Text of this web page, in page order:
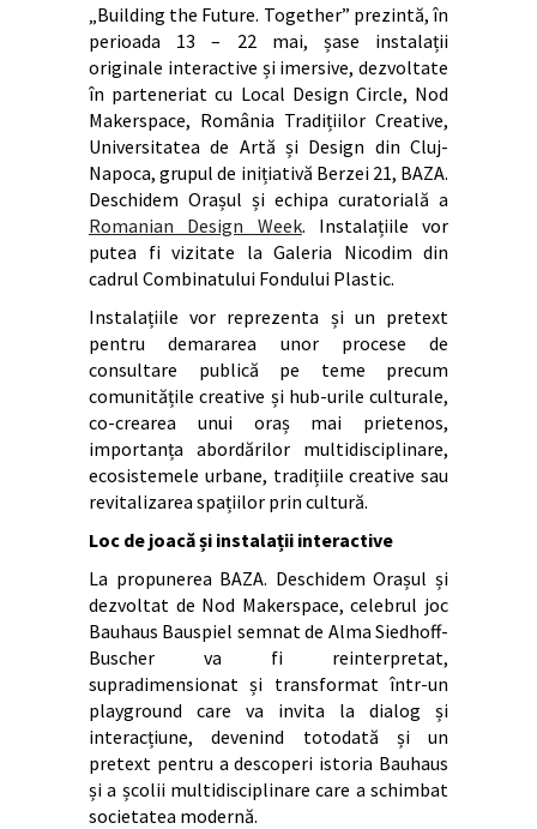
„Building the Future. Together” prezintă, în
perioada 13 – 22 mai, șase instalații
originale interactive și imersive, dezvoltate
în parteneriat cu Local Design Circle, Nod
Makerspace, România Tradițiilor Creative,
Universitatea de Artă și Design din Cluj-
Napoca, grupul de inițiativă Berzei 21, BAZA.
Deschidem Orașul și echipa curatorială a
Romanian Design Week. Instalațiile vor
putea fi vizitate la Galeria Nicodim din
cadrul Combinatului Fondului Plastic.
Instalațiile vor reprezenta și un pretext
pentru demararea unor procese de
consultare publică pe teme precum
comunitățile creative și hub-urile culturale,
co-crearea unui oraș mai prietenos,
importanța abordărilor multidisciplinare,
ecosistemele urbane, tradițiile creative sau
revitalizarea spațiilor prin cultură.
Loc de joacă și instalații interactive
La propunerea BAZA. Deschidem Orașul și
dezvoltat de Nod Makerspace, celebrul joc
Bauhaus Bauspiel semnat de Alma Siedhoff-
Buscher va fi reinterpretat,
supradimensionat și transformat într-un
playground care va invita la dialog și
interacțiune, devenind totodată și un
pretext pentru a descoperi istoria Bauhaus
și a școlii multidisciplinare care a schimbat
societatea modernă.